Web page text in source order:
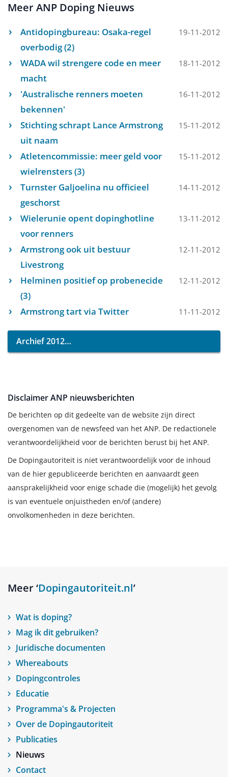
Meer ANP Doping Nieuws
Antidopingbureau: Osaka-regel
overbodig (2)
19-11-2012
WADA wil strengere code en meer
macht
18-11-2012
'Australische renners moeten
bekennen'
16-11-2012
Stichting schrapt Lance Armstrong
uit naam
15-11-2012
Atletencommissie: meer geld voor
wielrensters (3)
15-11-2012
Turnster Galjoelina nu officieel
geschorst
14-11-2012
Wielerunie opent dopinghotline
voor renners
13-11-2012
Armstrong ook uit bestuur
Livestrong
12-11-2012
Helminen positief op probenecide
(3)
12-11-2012
Armstrong tart via Twitter 11-11-2012
Archief 2012
Disclaimer ANP nieuwsberichten
De berichten op dit gedeelte van de website zijn direct
overgenomen van de newsfeed van het ANP. De redactionele
verantwoordelijkheid voor de berichten berust bij het ANP.
De Dopingautoriteit is niet verantwoordelijk voor de inhoud
van de hier gepubliceerde berichten en aanvaardt geen
aansprakelijkheid voor enige schade die (mogelijk) het gevolg
is van eventuele onjuistheden en/of (andere)
onvolkomenheden in deze berichten.
Meer ‘Dopingautoriteit.nl’
Wat is doping?
Mag ik dit gebruiken?
Juridische documenten
Whereabouts
Dopingcontroles
Educatie
Programma's & Projecten
Over de Dopingautoriteit
Publicaties
Nieuws
Contact